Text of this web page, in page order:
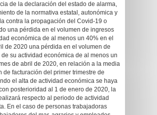
de la declaración del estado de alarma,
de la normativa estatal, autonómica y
contra la propagación del Covid-19 o
una pérdida en el volumen de ingresos
económica de al menos un 40% en el
de 2020 una pérdida en el volumen de
su actividad económica de al menos un
de abril de 2020, en relación a la media
de facturación del primer trimestre de
el alta de actividad económica se haya
posterioridad al 1 de enero de 2020, la
respecto al periodo de actividad
En el caso de personas trabajadoras